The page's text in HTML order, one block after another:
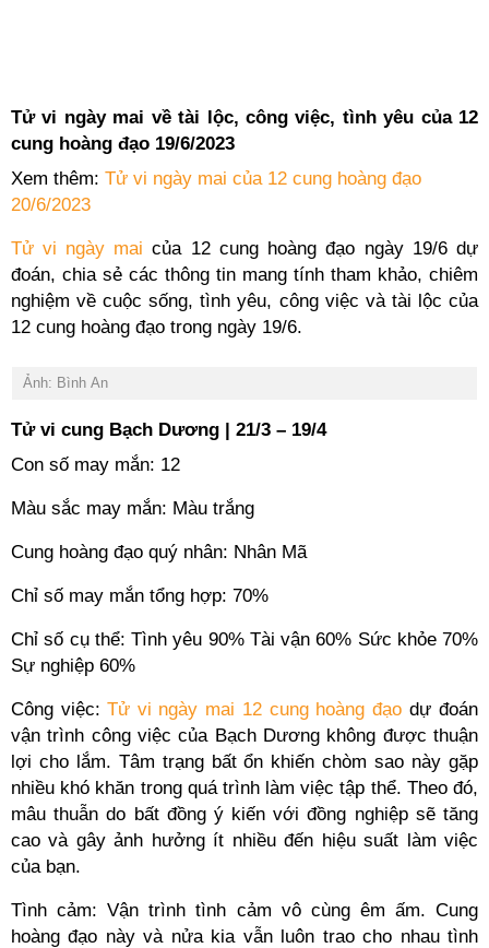
Tử vi ngày mai về tài lộc, công việc, tình yêu của 12
cung hoàng đạo 19/6/2023
Xem thêm: Tử vi ngày mai của 12 cung hoàng đạo
20/6/2023
Tử vi ngày mai của 12 cung hoàng đạo ngày 19/6 dự
đoán, chia sẻ các thông tin mang tính tham khảo, chiêm
nghiệm về cuộc sống, tình yêu, công việc và tài lộc của
12 cung hoàng đạo trong ngày 19/6.
Ảnh: Bình An
Tử vi cung Bạch Dương | 21/3 – 19/4
Con số may mắn: 12
Màu sắc may mắn: Màu trắng
Cung hoàng đạo quý nhân: Nhân Mã
Chỉ số may mắn tổng hợp: 70%
Chỉ số cụ thể: Tình yêu 90% Tài vận 60% Sức khỏe 70%
Sự nghiệp 60%
Công việc: Tử vi ngày mai 12 cung hoàng đạo dự đoán
vận trình công việc của Bạch Dương không được thuận
lợi cho lắm. Tâm trạng bất ổn khiến chòm sao này gặp
nhiều khó khăn trong quá trình làm việc tập thể. Theo đó,
mâu thuẫn do bất đồng ý kiến với đồng nghiệp sẽ tăng
cao và gây ảnh hưởng ít nhiều đến hiệu suất làm việc
của bạn.
Tình cảm: Vận trình tình cảm vô cùng êm ấm. Cung
hoàng đạo này và nửa kia vẫn luôn trao cho nhau tình